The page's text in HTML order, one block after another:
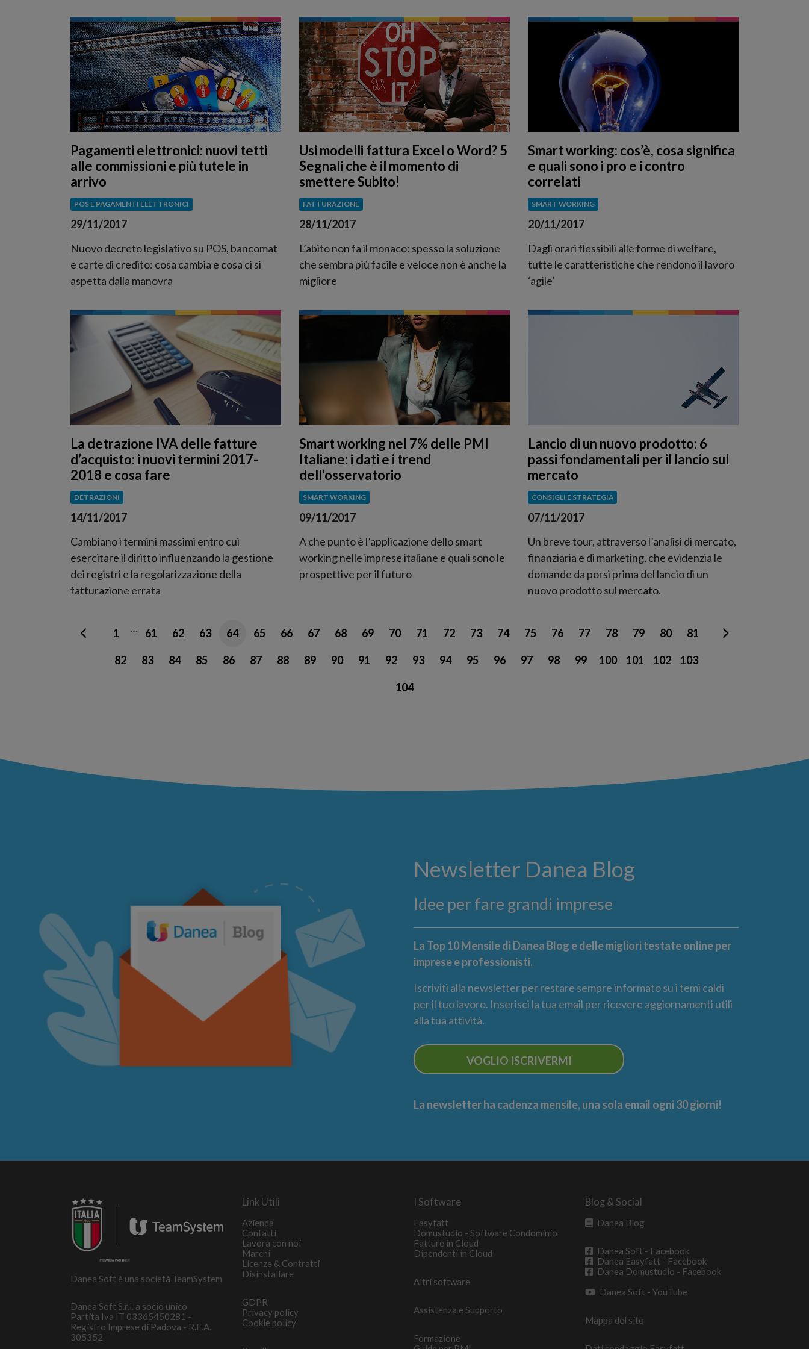
Pagamenti elettronici: nuovi tetti
alle commissioni e più tutele in
arrivo
POS E PAGAMENTI ELETTRONICI
29/11/2017
Nuovo decreto legislativo su POS, bancomat
e carte di credito: cosa cambia e cosa ci si
aspetta dalla manovra
Usi modelli fattura Excel o Word? 5
Segnali che è il momento di
smettere Subito!
FATTURAZIONE
28/11/2017
L’abito non fa il monaco: spesso la soluzione
che sembra più facile e veloce non è anche la
migliore
Smart working: cos’è, cosa significa
e quali sono i pro e i contro
correlati
SMART WORKING
20/11/2017
Dagli orari flessibili alle forme di welfare,
tutte le caratteristiche che rendono il lavoro
‘agile’
La detrazione IVA delle fatture
d’acquisto: i nuovi termini 2017-
2018 e cosa fare
DETRAZIONI
14/11/2017
Cambiano i termini massimi entro cui
esercitare il diritto influenzando la gestione
dei registri e la regolarizzazione della
fatturazione errata
Smart working nel 7% delle PMI
Italiane: i dati e i trend
dell’osservatorio
SMART WORKING
09/11/2017
A che punto è l’applicazione dello smart
working nelle imprese italiane e quali sono le
prospettive per il futuro
Lancio di un nuovo prodotto: 6
passi fondamentali per il lancio sul
mercato
CONSIGLI E STRATEGIA
07/11/2017
Un breve tour, attraverso l’analisi di mercato,
finanziaria e di marketing, che evidenzia le
domande da porsi prima del lancio di un
nuovo prodotto sul mercato.
1 … 61 62 63 64 65 66 67 68 69 70 71 72 73 74 75 76 77 78 79 80 81
82 83 84 85 86 87 88 89 90 91 92 93 94 95 96 97 98 99 100 101 102 103
104
Newsletter Danea Blog
Idee per fare grandi imprese
La Top 10 Mensile di Danea Blog e delle migliori testate online per
imprese e professionisti.
Iscriviti alla newsletter per restare sempre informato su i temi caldi
per il tuo lavoro. Inserisci la tua email per ricevere aggiornamenti utili
alla tua attività.
VOGLIO ISCRIVERMI
La newsletter ha cadenza mensile, una sola email ogni 30 giorni!
Danea Soft è una società TeamSystem
Danea Soft S.r.l. a socio unico
Partita Iva IT 03365450281 -
Registro Imprese di Padova - R.E.A.
305352
Link Utili
Azienda
Contatti
Lavora con noi
Marchi
Licenze & Contratti
Disinstallare
GDPR
Privacy policy
Cookie policy
I Software
Easyfatt
Domustudio - Software Condominio
Fatture in Cloud
Dipendenti in Cloud
Altri software
Assistenza e Supporto
Formazione
Blog & Social
Danea Blog
Danea Soft - Facebook
Danea Easyfatt - Facebook
Danea Domustudio - Facebook
Danea Soft - YouTube
Mappa del sito